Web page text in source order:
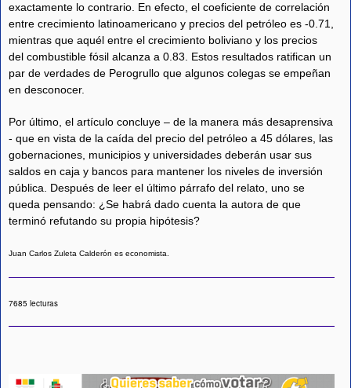
exactamente lo contrario. En efecto, el coeficiente de correlación
entre crecimiento latinoamericano y precios del petróleo es -0.71,
mientras que aquél entre el crecimiento boliviano y los precios
del combustible fósil alcanza a 0.83. Estos resultados ratifican un
par de verdades de Perogrullo que algunos colegas se empeñan
en desconocer.
Por último, el artículo concluye – de la manera más desaprensiva
- que en vista de la caída del precio del petróleo a 45 dólares, las
gobernaciones, municipios y universidades deberán usar sus
saldos en caja y bancos para mantener los niveles de inversión
pública. Después de leer el último párrafo del relato, uno se
queda pensando: ¿Se habrá dado cuenta la autora de que
terminó refutando su propia hipótesis?
Juan Carlos Zuleta Calderón es economista.
7685 lecturas